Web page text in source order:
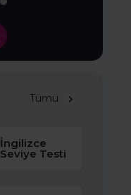
Tümü
İngilizce
Seviye Testi